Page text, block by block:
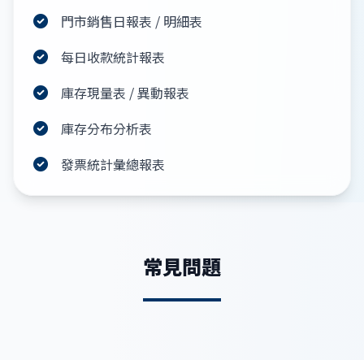
門市銷售日報表 / 明細表
每日收款統計報表
庫存現量表 / 異動報表
庫存分布分析表
發票統計彙總報表
常見問題